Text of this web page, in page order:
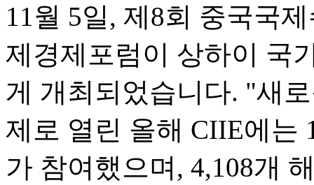
11월 5일, 제8회 중국국
제경제포럼이 상하이 국
게 개최되었습니다. "새
제로 열린 올해 CIIE에는
가 참여했으며, 4,108개